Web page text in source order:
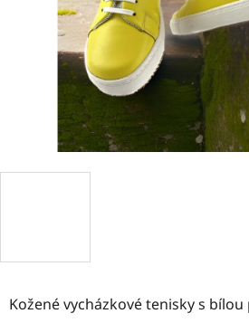
Kožené vycházkové tenisky s